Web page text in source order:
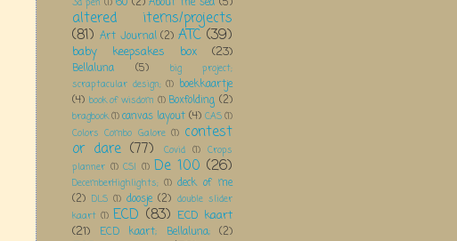
altered items/projects
(81) Art Journal (2) ATC (39)
baby keepsakes box (23)
Bellaluna (5)
big project;
scraptacular design; (1) boekkaartje
(4) book of wisdom (1) Boxfolding (2)
bragbook(1)canvas layout (4) CAS(1)
Colors Combo Galore (1) contest
or dare (77) Covid (1) Crops
planner (1) CSI (1) De 100 (26)
DecemberHighlights; (1) deck of me
(2) DLS (1) doosje (2) double slider
kaart (1) ECD (83) ECD kaart
(21)
ECD kaart; Bellaluna; (2)